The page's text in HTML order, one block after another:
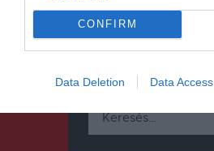
CONFIRM
Data Deletion Data Access
Keresés: